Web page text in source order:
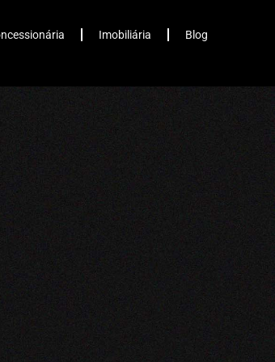
Imobiliária Blog